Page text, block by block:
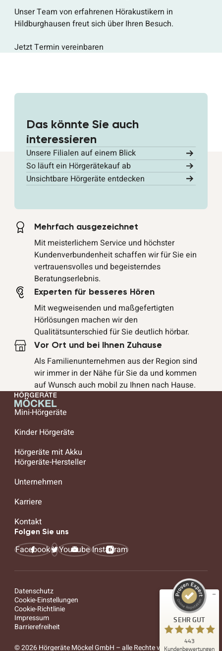
Unser Team von erfahrenen Hörakustikern in
Hildburghausen freut sich über Ihren Besuch.
Jetzt Termin vereinbaren
Das könnte Sie auch
interessieren
Unsere Filialen auf einem Blick
So läuft ein Hörgerätekauf ab
Unsichtbare Hörgeräte entdecken
Mehrfach ausgezeichnet
Mit meisterlichem Service und höchster
Kundenverbundenheit schaffen wir für Sie ein
vertrauensvolles und begeisterndes
Beratungserlebnis.
Experten für besseres Hören
Mit wegweisenden und maßgefertigten
Hörlösungen machen wir den
Qualitätsunterschied für Sie deutlich hörbar.
Vor Ort und bei Ihnen Zuhause
Als Familienunternehmen aus der Region sind
wir immer in der Nähe für Sie da und kommen
auf Wunsch auch mobil zu Ihnen nach Hause.
Mini-Hörgeräte
Kinder Hörgeräte
Hörgeräte mit Akku
Hörgeräte-Hersteller
Unternehmen
Karriere
Kontakt
Folgen Sie uns
FacebookXYouTubeInstagram
Datenschutz
Cookie-Einstellungen
Cookie-Richtlinie
Impressum
Barrierefreiheit
© 2026 Hörgeräte Möckel GmbH – alle Rechte vorbehalten
SEHR GUT
443
Kundenbewertungen
Empfehlungen auf
ProvenExpert.com
SEHR GUT
4
Bewertungen auf
ProvenExpert.com
Blick aufs ProvenExpert-Profil werfen